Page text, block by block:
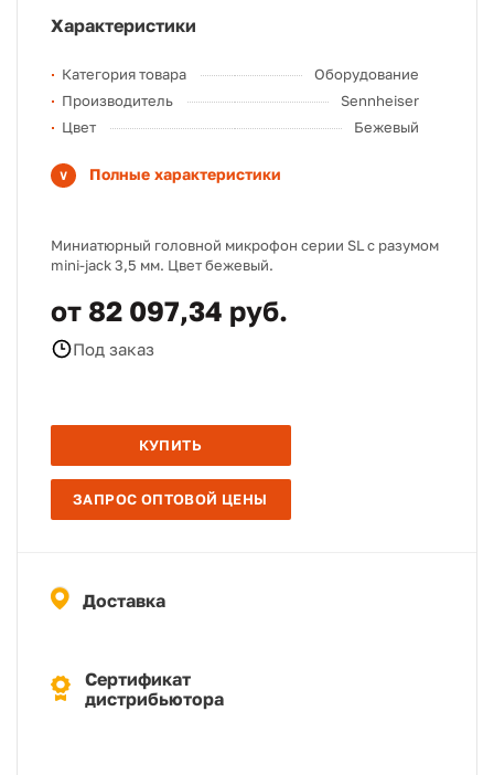
Характеристики
Категория товара
Оборудование
Производитель
Sennheiser
Цвет
Бежевый
Полные характеристики
Миниатюрный головной микрофон серии SL с разумом
mini-jack 3,5 мм. Цвет бежевый.
от 82 097,34 руб.
Под заказ
КУПИТЬ
ЗАПРОС ОПТОВОЙ ЦЕНЫ
Доставка
Сертификат
дистрибьютора